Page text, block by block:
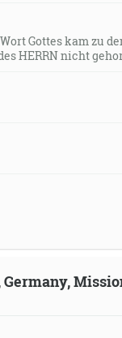
Wort Gottes kam zu
HERRN nicht
Germany,